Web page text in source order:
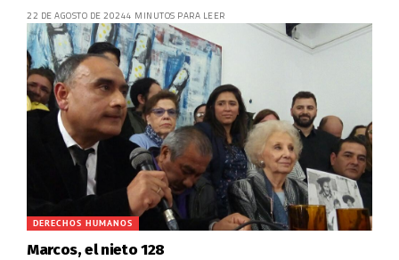
22 DE AGOSTO DE 20244 MINUTOS PARA LEER
DERECHOS HUMANOS
Marcos, el nieto 128